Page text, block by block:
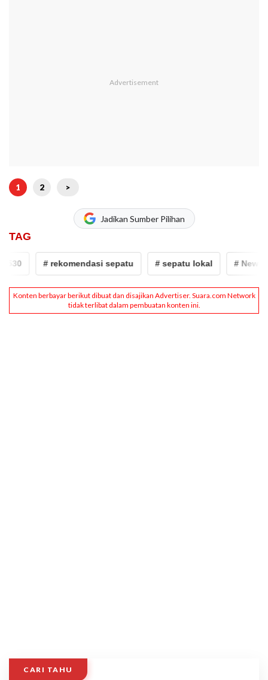
1 2 >
Jadikan Sumber Pilihan
TAG
# rekomendasi sepatu # sepatu lokal # New
CARI TAHU